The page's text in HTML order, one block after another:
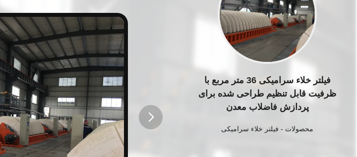
فیلتر خلاء سرامیکی 36 متر مربع با
ظرفیت قابل تنظیم طراحی شده برای
پردازش فاضلاب معدن
محصولات - فیلتر خلاء سرامیکی